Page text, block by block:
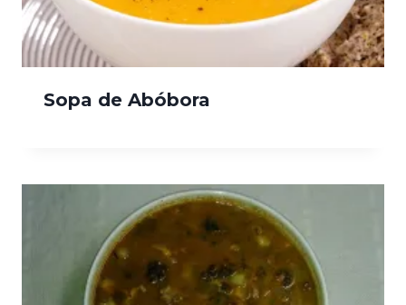
Sopa de Abóbora